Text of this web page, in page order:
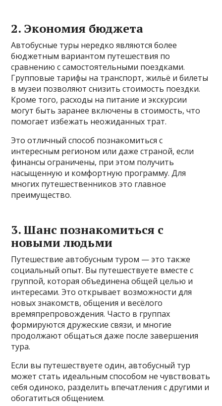
2. Экономия бюджета
Автобусные туры нередко являются более
бюджетным вариантом путешествия по
сравнению с самостоятельными поездками.
Групповые тарифы на транспорт, жильё и билеты
в музеи позволяют снизить стоимость поездки.
Кроме того, расходы на питание и экскурсии
могут быть заранее включены в стоимость, что
помогает избежать неожиданных трат.
Это отличный способ познакомиться с
интересным регионом или даже страной, если
финансы ограничены, при этом получить
насыщенную и комфортную программу. Для
многих путешественников это главное
преимущество.
3. Шанс познакомиться с
новыми людьми
Путешествие автобусным туром — это также
социальный опыт. Вы путешествуете вместе с
группой, которая объединена общей целью и
интересами. Это открывает возможности для
новых знакомств, общения и весёлого
времяпрепровождения. Часто в группах
формируются дружеские связи, и многие
продолжают общаться даже после завершения
тура.
Если вы путешествуете один, автобусный тур
может стать идеальным способом не чувствовать
себя одиноко, разделить впечатления с другими и
обогатиться общением.